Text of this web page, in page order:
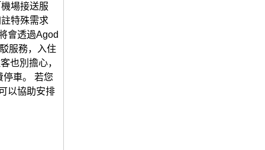
場接送服
特殊需求
會透過Agod
服務，入住
也別擔心，
停車。 若您
以協助安排